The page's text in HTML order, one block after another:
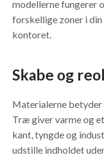
modellerne fungerer
forskellige zoner i
kontoret.
Skabe og
Materialerne
Træ giver varme og
kant, tyngde og
udstille indholdet